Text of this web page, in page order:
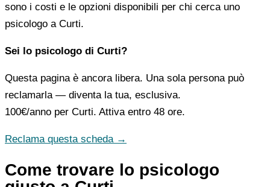
sono i costi e le opzioni disponibili per chi cerca uno
psicologo a Curti.
Sei lo psicologo di Curti?
Questa pagina è ancora libera. Una sola persona può
reclamarla — diventa la tua, esclusiva.
100€/anno per Curti. Attiva entro 48 ore.
Reclama questa scheda →
Come trovare lo psicologo